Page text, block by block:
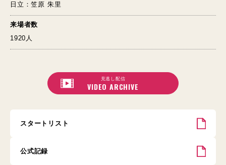
日立：笠原 朱里
来場者数
1920人
見逃し配信
VIDEO ARCHIVE
スタートリスト
公式記録